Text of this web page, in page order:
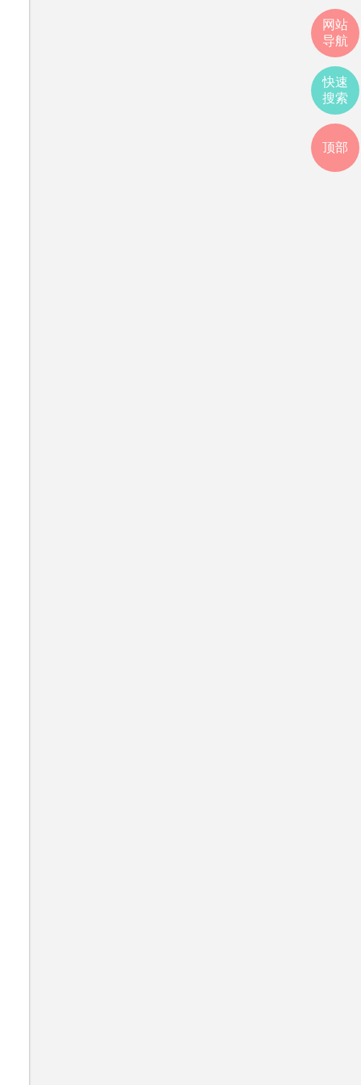
网站
导航
快速
搜索
顶部